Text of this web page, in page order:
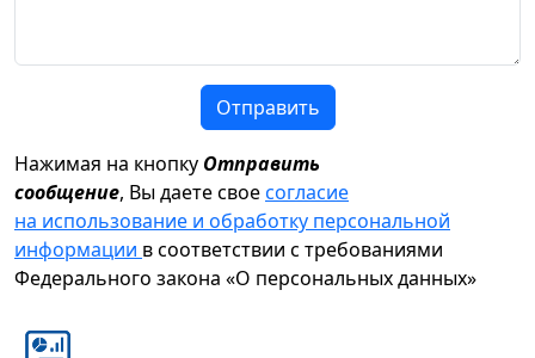
Отправить
Нажимая на кнопку Отправить
сообщение, Вы даете своесогласие
на использование и обработку персональной
информации в соответствии с требованиями
Федерального закона «О персональных данных»